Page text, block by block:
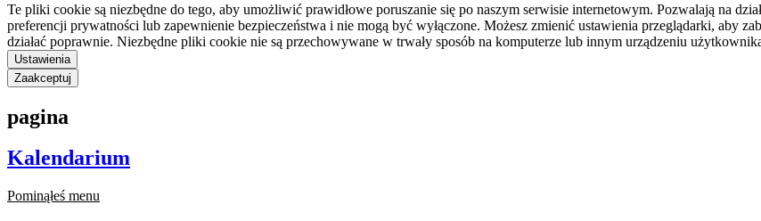
Te pliki cookie są niezbędne do tego, aby umożliwić prawidłowe poruszanie się po naszym serwisie internetowym. Pozwalają na
preferencji prywatności lub zapewnienie bezpieczeństwa i nie mogą być wyłączone. Możesz zmienić ustawienia przeglądarki, aby
działać poprawnie. Niezbędne pliki cookie nie są przechowywane w trwały sposób na komputerze lub innym urządzeniu
Ustawienia
Zaakceptuj
pagina
Kalendarium
Pominąłeś menu